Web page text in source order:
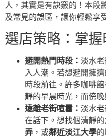
人，其實是有訣竅的！本段
及常見的誤區，讓你輕鬆享
選店策略：掌
避開熱門時段： 淡水
入人潮。若想避開擁
時段前往。許多咖啡
靜的早晨時光，而傍
遠離老街喧囂： 淡水
在話下。想找個清靜
弄 ，或鄰近淡江大學